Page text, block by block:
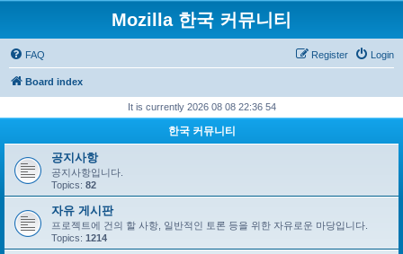
Mozilla 한국 커뮤니티
FAQ Login
Register
Board index
It is currently 2026 08 08 22:36 54
한국 커뮤니티
공지사항
공지사항입니다.
Topics: 82
자유 게시판
프로젝트에 건의 할 사항, 일반적인 토론 등을 위한 자유로운 마당입니다.
Topics: 1214